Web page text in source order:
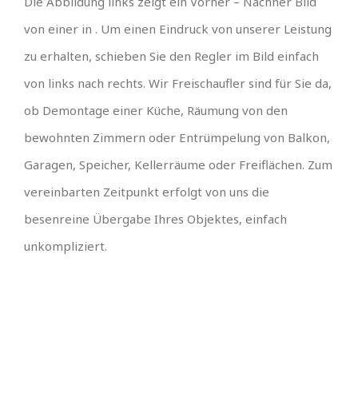
von einer in . Um einen Eindruck von unserer Leistung
zu erhalten, schieben Sie den Regler im Bild einfach
von links nach rechts. Wir Freischaufler sind für Sie da,
ob Demontage einer Küche, Räumung von den
bewohnten Zimmern oder Entrümpelung von Balkon,
Garagen, Speicher, Kellerräume oder Freiflächen. Zum
vereinbarten Zeitpunkt erfolgt von uns die
besenreine Übergabe Ihres Objektes, einfach
unkompliziert.